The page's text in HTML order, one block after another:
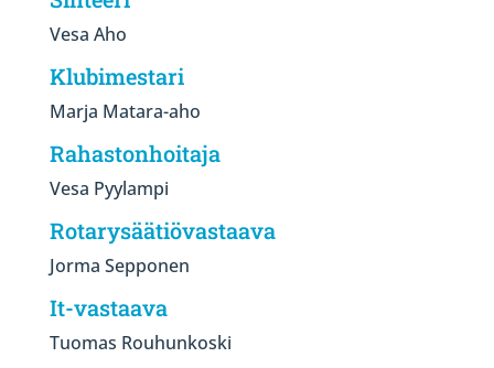
Vesa Aho
Klubimestari
Marja Matara-aho
Rahastonhoitaja
Vesa Pyylampi
Rotarysäätiövastaava
Jorma Sepponen
It-vastaava
Tuomas Rouhunkoski